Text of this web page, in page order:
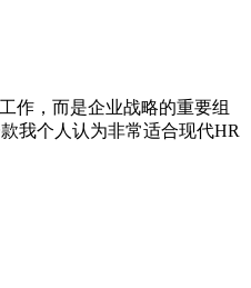
作，而是企业战略的重要组
我个人认为非常适合现代HR